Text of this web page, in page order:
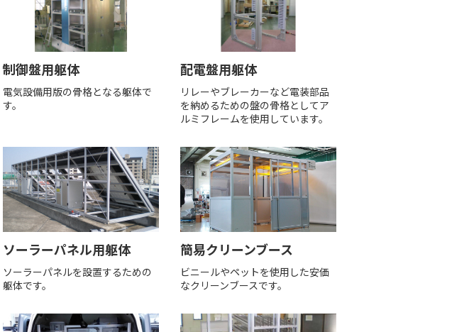
制御盤用躯体
電気設備用版の骨格となる躯体で
す。
配電盤用躯体
リレーやブレーカーなど電装部品
を納めるための盤の骨格としてア
ルミフレームを使用しています。
ソーラーパネル用躯体
ソーラーパネルを設置するための
躯体です。
簡易クリーンブース
ビニールやペットを使用した安価
なクリーンブースです。